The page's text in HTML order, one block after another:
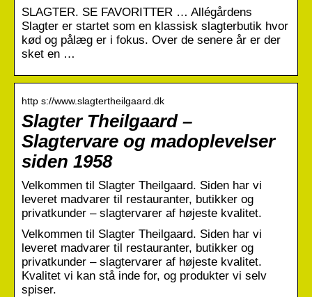
SLAGTER. SE FAVORITTER … Allégårdens
Slagter er startet som en klassisk slagterbutik hvor
kød og pålæg er i fokus. Over de senere år er der
sket en …
http s://www.slagtertheilgaard.dk
Slagter Theilgaard –
Slagtervare og madoplevelser
siden 1958
Velkommen til Slagter Theilgaard. Siden har vi
leveret madvarer til restauranter, butikker og
privatkunder – slagtervarer af højeste kvalitet.
Velkommen til Slagter Theilgaard. Siden har vi
leveret madvarer til restauranter, butikker og
privatkunder – slagtervarer af højeste kvalitet.
Kvalitet vi kan stå inde for, og produkter vi selv
spiser.